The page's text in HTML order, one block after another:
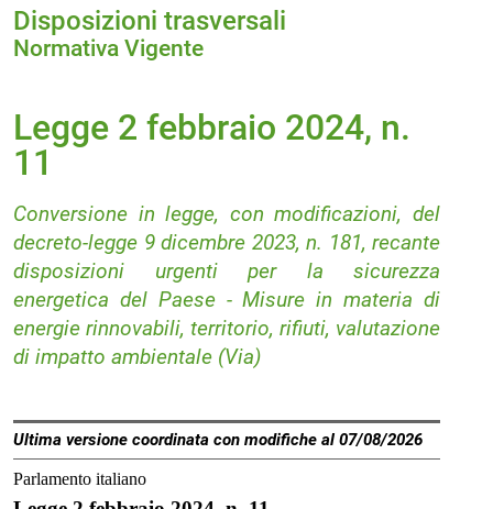
Disposizioni trasversali
Normativa Vigente
Legge 2 febbraio 2024, n.
11
Conversione in legge, con modificazioni, del
decreto-legge 9 dicembre 2023, n. 181, recante
disposizioni urgenti per la sicurezza
energetica del Paese - Misure in materia di
energie rinnovabili, territorio, rifiuti, valutazione
di impatto ambientale (Via)
Ultima versione coordinata con modifiche al 07/08/2026
Parlamento italiano